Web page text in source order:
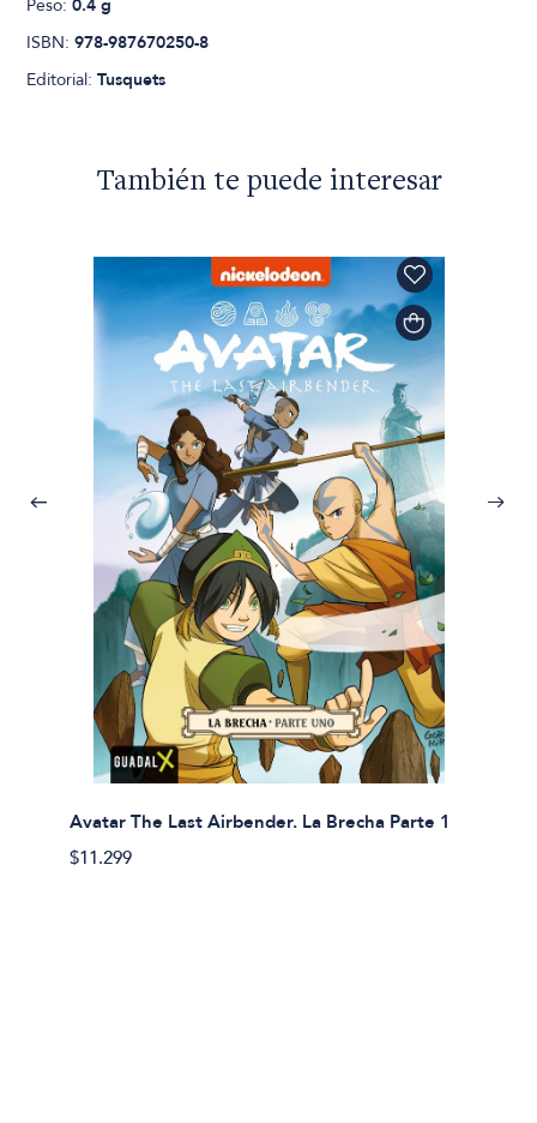
Peso:0.4 g
ISBN:978-987670250-8
Editorial:Tusquets
También te puede interesar
Avatar The Last Airbender. La Brecha Parte 1
$11.299